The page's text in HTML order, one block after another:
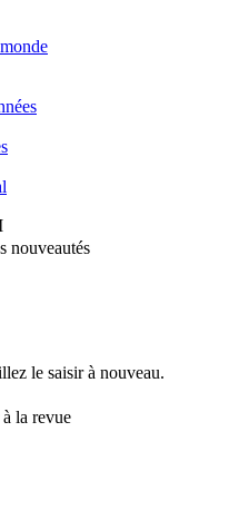
nouveautés
le saisir à nouveau.
la revue